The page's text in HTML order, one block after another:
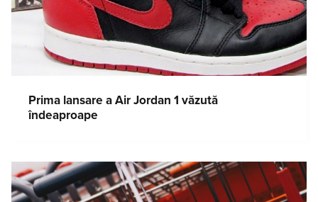
Prima lansare a Air Jordan 1 văzută
îndeaproape